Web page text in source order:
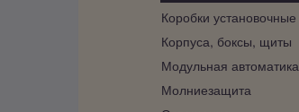
Коробки установочные
Корпуса, боксы, щиты
Модульная автоматика
Молниезащита